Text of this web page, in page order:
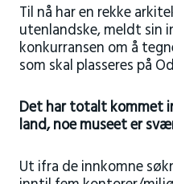
Til nå har en rekke
utenlandske, meldt sin
konkurransen om å
som skal plasseres på
Det har totalt kommet
land, noe museet er
Ut ifra de innkomne